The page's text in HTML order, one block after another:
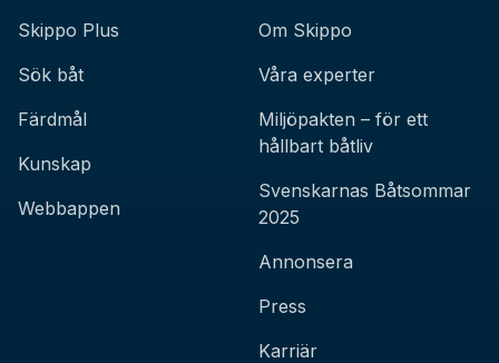
Skippo Plus
Sök båt
Färdmål
Kunskap
Webbappen
Om Skippo
Våra experter
Miljöpakten – för ett
hållbart båtliv
Svenskarnas Båtsommar
2025
Annonsera
Press
Karriär